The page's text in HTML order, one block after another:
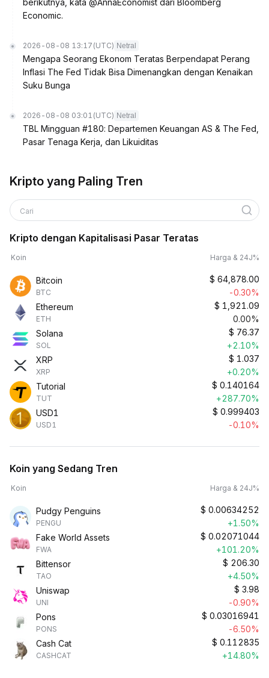
berikutnya, kata @AnnaEconomist dari Bloomberg
Economic.
2026-08-08 13:17 (UTC) Netral
Mengapa Seorang Ekonom Teratas Berpendapat Perang
Inflasi The Fed Tidak Bisa Dimenangkan dengan Kenaikan
Suku Bunga
2026-08-08 03:01 (UTC) Netral
TBL Mingguan #180: Departemen Keuangan AS & The Fed,
Pasar Tenaga Kerja, dan Likuiditas
Kripto yang Paling Tren
Cari
Kripto dengan Kapitalisasi Pasar Teratas
Koin Harga & 24J%
Bitcoin
BTC
$ 64,878.00
-0.30%
Ethereum
ETH
$ 1,921.09
0.00%
Solana
SOL
$ 76.37
+2.10%
XRP
XRP
$ 1.037
+0.20%
Tutorial
TUT
$ 0.140164
+287.70%
USD1
USD1
$ 0.999403
-0.10%
Koin yang Sedang Tren
Koin Harga & 24J%
Pudgy Penguins
PENGU
$ 0.00634252
+1.50%
Fake World Assets
FWA
$ 0.02071044
+101.20%
Bittensor
TAO
$ 206.30
+4.50%
Uniswap
UNI
$ 3.98
-0.90%
Pons
PONS
$ 0.03016941
-6.50%
Cash Cat
CASHCAT
$ 0.112835
+14.80%